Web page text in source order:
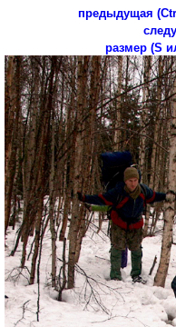
предыдущая
размер (S